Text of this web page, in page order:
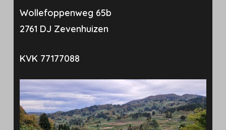
Wollefoppenweg 65b
2761 DJ Zevenhuizen
KVK 77177088